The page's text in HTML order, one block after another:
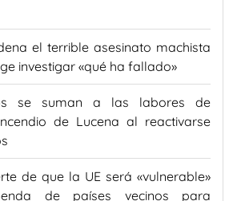
el terrible asesinato machista
investigar «qué ha fallado»
se suman a las labores de
de Lucena al reactivarse
de que la UE será «vulnerable»
de países vecinos para